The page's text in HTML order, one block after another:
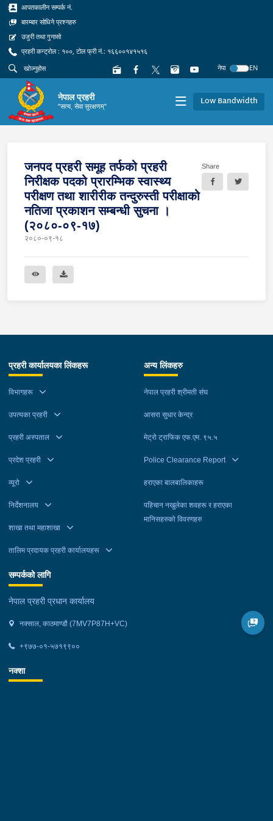
आपतकालीन सम्पर्क नं.
बारम्बार सोधिने प्रश्नहरु
उजुरी तथा गुनासो
प्रहरी कन्ट्रोल : १००, टोल फ्री नं.: १६६००१४१५१६
नेपा
EN
नेपाल प्रहरी
"सत्य, सेवा सुरक्षणम्" Low Bandwidth
जनपद प्रहरी समूह तर्फको प्रहरी
निरीक्षक पदको प्रारम्भिक स्वास्थ्य
परीक्षण तथा शारीरीक तन्दुरुस्ती परीक्षाको
नतिजा प्रकाशन सम्बन्धी सुचना ।
(२०८०-०९-१७)
२०८०-०९-१८
Share
प्रहरी कार्यालयका लिंकहरू
विभागहरू
उपत्यका प्रहरी
प्रहरी अस्पताल
प्रदेश प्रहरी
व्यूरो
निर्देशनालय
शाखा तथा महाशाखा
तालिम प्रदायक प्रहरी कार्यालयहरू
अन्य लिंकहरु
नेपाल प्रहरी श्रीमती संघ
आसरा सुधार केन्द्र
मेट्रो ट्राफिक एफ.एम. ९५.५
Police Clearance Report
हराएका बालबालिकाहरू
पहिचान नखुलेका शवहरू र हराएका
मानिसहरुको विवरणहरु
सम्पर्कको लागि
नेपाल प्रहरी प्रधान कार्यालय
नक्साल, काठमाण्डौ (7MV7P87H+VC)
+९७७-०१-५७१९९००
नक्शा